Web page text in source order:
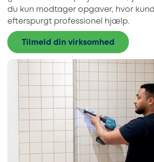
du kun modtager opgaver, hvor
efterspurgt professionel hjælp.
Tilmeld din virksomhed